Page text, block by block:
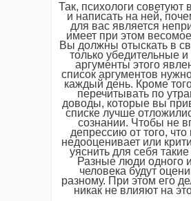
Так, психологи советуют
и написать на ней,
для вас является
имеет при этом
Вы должны отыскать в
только убедительные
аргументы этого
список аргументов
каждый день. Кроме
перечитывать по
доводы, которые вы
списке лучше
сознании. Чтобы не
депрессию от того, что
недооценивает или
уяснить для себя
Разные люди одного
человека будут
разному. При этом его
никак не влияют на